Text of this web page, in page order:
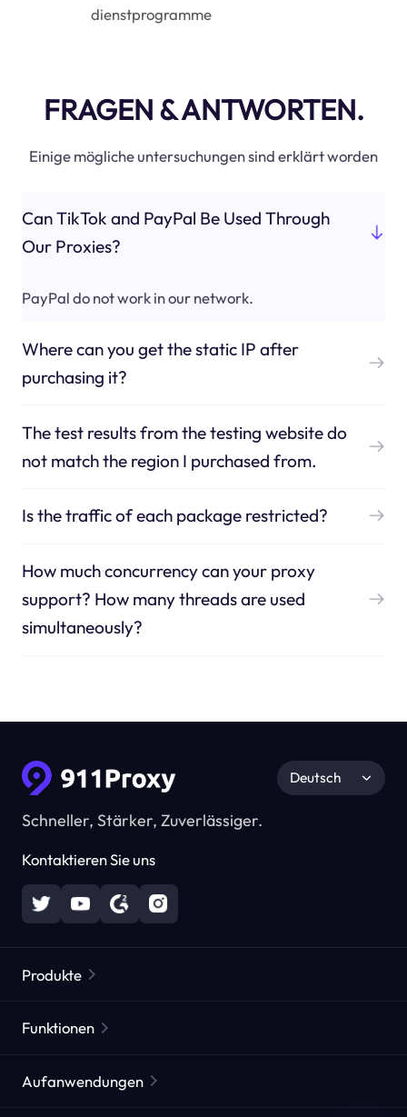
dienstprogramme
FRAGEN & ANTWORTEN.
Einige mögliche untersuchungen sind erklärt worden
Can TikTok and PayPal Be Used Through
Our Proxies?
PayPal do not work in our network.
Where can you get the static IP after
purchasing it?
The test results from the testing website do
not match the region I purchased from.
Is the traffic of each package restricted?
How much concurrency can your proxy
support? How many threads are used
simultaneously?
Schneller, Stärker, Zuverlässiger.
Kontaktieren Sie uns
Deutsch
Produkte
Statische Residential Proxies
Funktionen
Aufanwendungen